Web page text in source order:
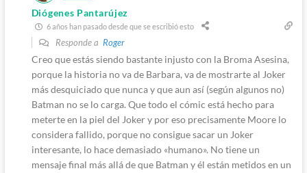
Diógenes Pantarújez
6 años han pasado desde que se escribió esto
Responde a Roger
Creo que estás siendo bastante injusto con la Broma Asesina,
porque la historia no va de Barbara, va de mostrarte al Joker
más desquiciado que nunca y que aun así (según algunos no)
Batman no se lo carga. Que todo el cómic está hecho para
meterte en la piel del Joker y por eso precisamente Moore lo
considera fallido, porque no consigue sacar un Joker
interesante, lo hace demasiado «humano». No tiene un
mensaje final más allá de que Batman y él están metidos en un